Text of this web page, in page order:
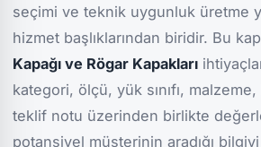
seçimi ve teknik uygunluk üretme
hizmet başlıklarından biridir. Bu
Kapağı ve Rögar Kapakları
kategori, ölçü, yük sınıfı, malzeme,
teklif notu üzerinden birlikte
potansiyel müşterinin aradığı bilgiyi